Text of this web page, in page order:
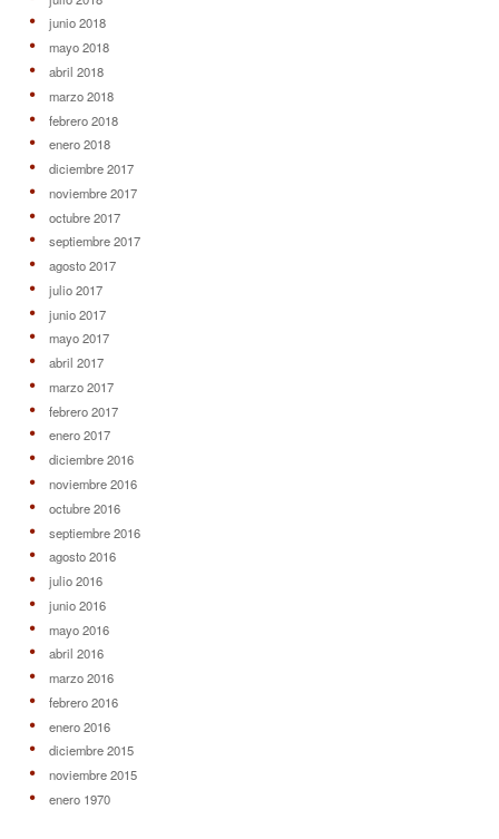
junio 2018
mayo 2018
abril 2018
marzo 2018
febrero 2018
enero 2018
diciembre 2017
noviembre 2017
octubre 2017
septiembre 2017
agosto 2017
julio 2017
junio 2017
mayo 2017
abril 2017
marzo 2017
febrero 2017
enero 2017
diciembre 2016
noviembre 2016
octubre 2016
septiembre 2016
agosto 2016
julio 2016
junio 2016
mayo 2016
abril 2016
marzo 2016
febrero 2016
enero 2016
diciembre 2015
noviembre 2015
enero 1970